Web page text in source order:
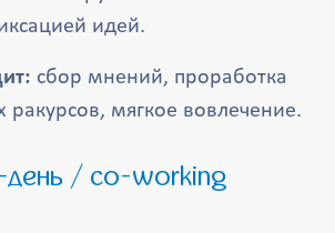
идей.
сбор мнений, проработка
ракурсов, мягкое вовлечение.